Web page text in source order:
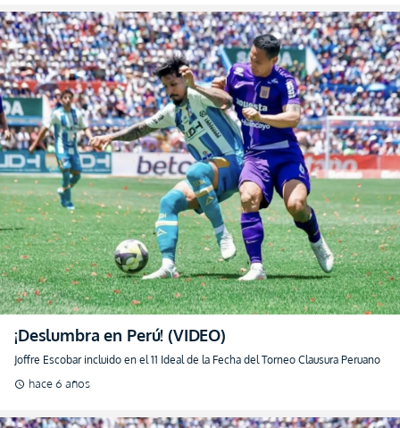
¡Deslumbra en Perú! (VIDEO)
Joffre Escobar incluido en el 11 Ideal de la Fecha del Torneo Clausura Peruano
schedule hace 6 años